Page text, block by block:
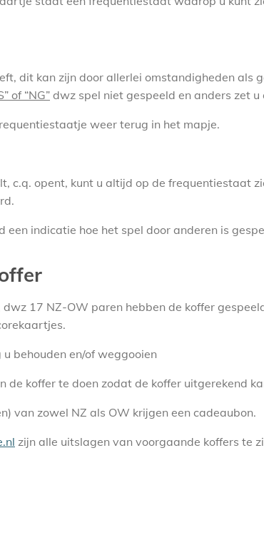
dit kan zijn door allerlei omstandigheden als
of “NG” dwz spel niet gespeeld en anders zet u
weer terug in het mapje.
c.q. opent, kunt u altijd op de frequentiestaat
indicatie hoe het spel door anderen is
dwz 17 NZ-OW paren hebben de koffer
behouden en/of weggooien
koffer te doen zodat de koffer uitgerekend
van zowel NZ als OW krijgen een cadeaubon.
zijn alle uitslagen van voorgaande koffers te